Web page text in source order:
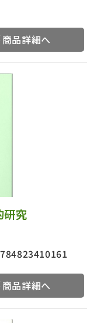
商品詳細へ
研究
商品詳細へ